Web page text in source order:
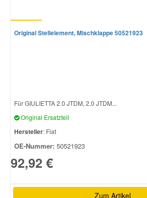
Original Stellelement, Mischklappe 50521923
Für GIULIETTA 2.0 JTDM, 2.0 JTDM...
Original Ersatzteil
Hersteller: Fiat
OE-Nummer: 50521923
92,92 €
Zum Artikel